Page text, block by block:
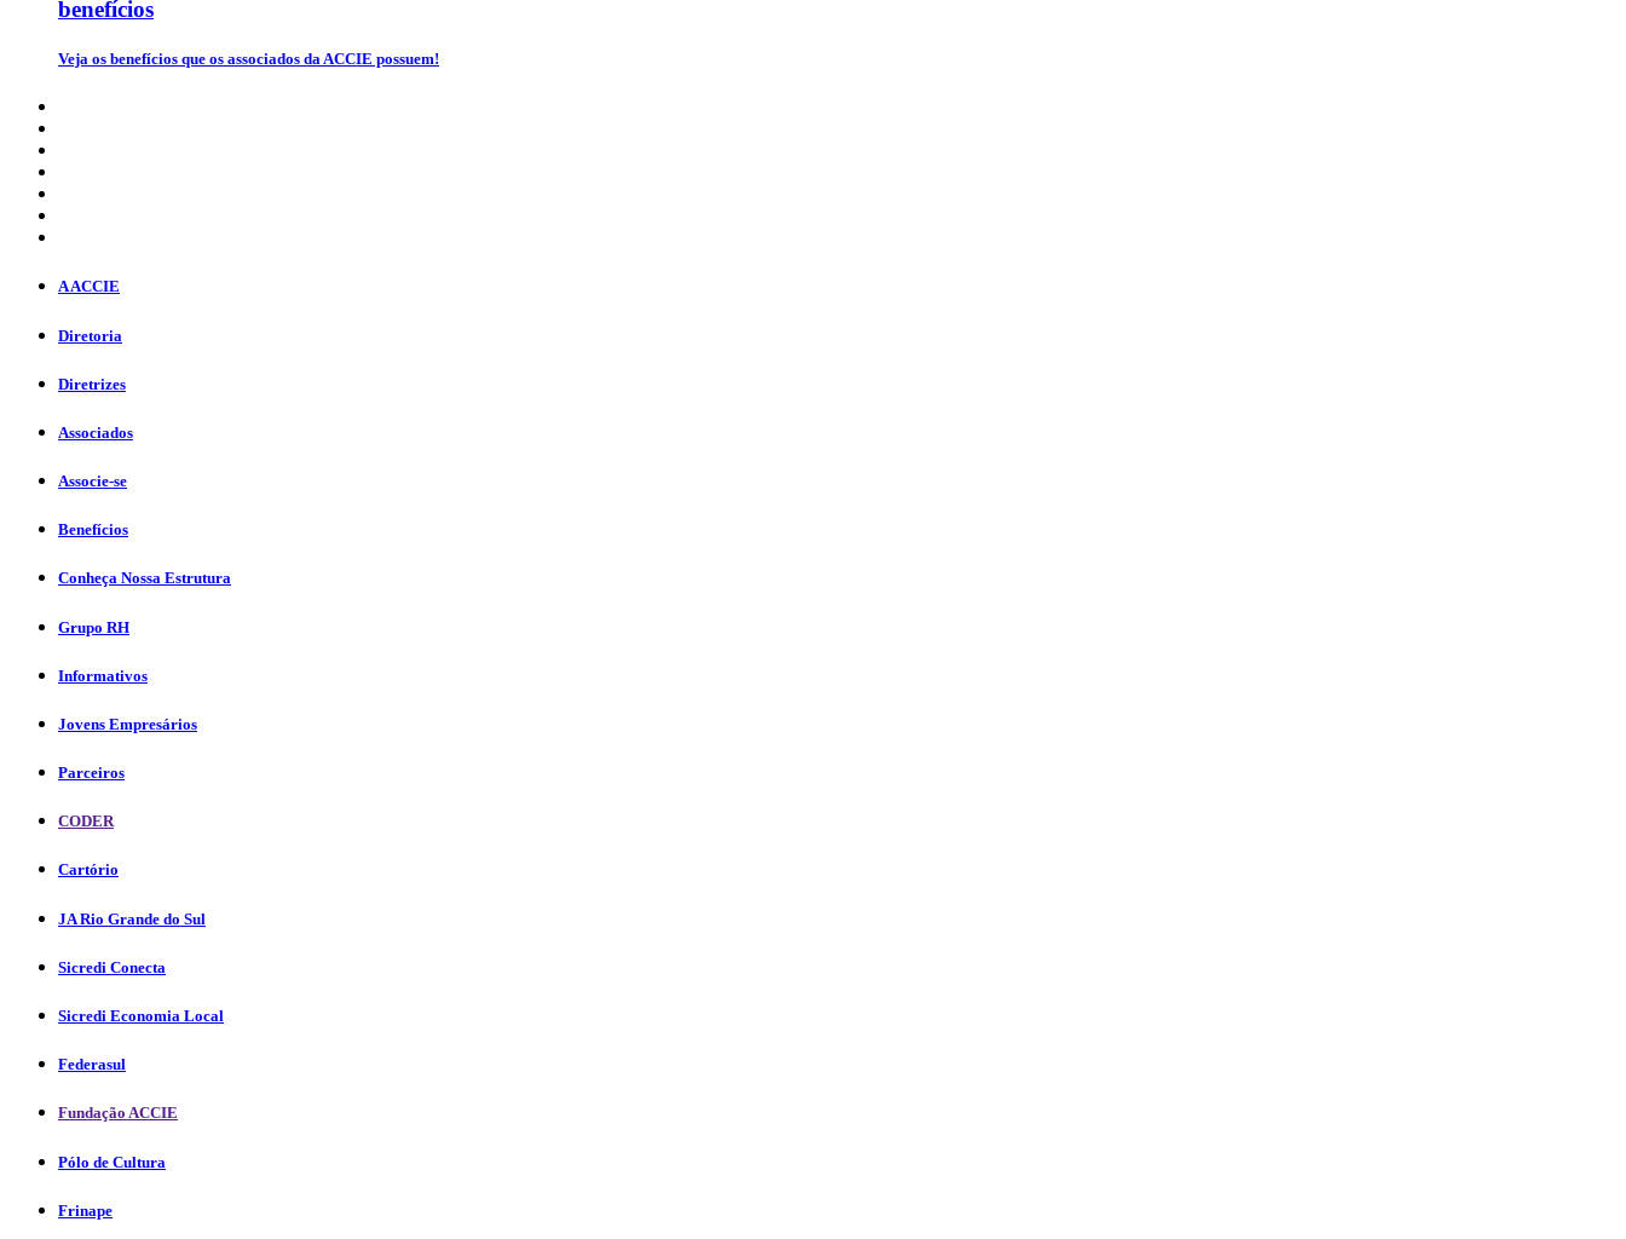
benefícios
Veja os benefícios que os associados da ACCIE possuem!
A ACCIE
Diretoria
Diretrizes
Associados
Associe-se
Benefícios
Conheça Nossa Estrutura
Grupo RH
Informativos
Jovens Empresários
Parceiros
CODER
Cartório
JA Rio Grande do Sul
Sicredi Conecta
Sicredi Economia Local
Federasul
Fundação ACCIE
Pólo de Cultura
Frinape